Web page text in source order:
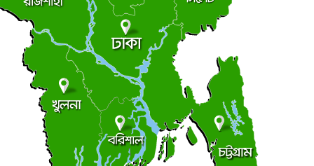
ছাত্র রাজনীতি আধিপত্যের লড়াইয়ে ছাত্রদল-শিবির
● ৬ আগস্ট ২০২৬
সচিবালয়মুখী মিছিল, জামায়াত জোট পুলিশের মৃদু ধাক্কাধাক্কি
● ৬ আগস্ট ২০২৬
লালমোহনে ফেয়ার ডায়াগনস্টিক সেন্টারের উদ্বোধন
● ৬ আগস্ট ২০২৬